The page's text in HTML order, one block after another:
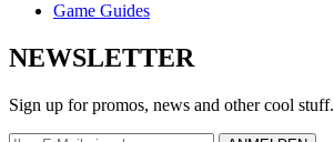
Game Guides
NEWSLETTER
Sign up for promos, news and other cool stuff.